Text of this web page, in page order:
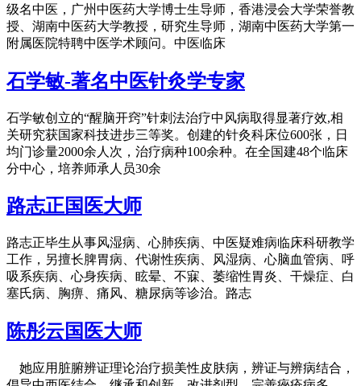
级名中医，广州中医药大学博士生导师，香港浸会大学荣誉教
授、湖南中医药大学教授，研究生导师，湖南中医药大学第一
附属医院特聘中医学术顾问。中医临床
石学敏-著名中医针灸学专家
石学敏创立的“醒脑开窍”针刺法治疗中风病取得显著疗效,相
关研究获国家科技进步三等奖。创建的针灸科床位600张，日
均门诊量2000余人次，治疗病种100余种。在全国建48个临床
分中心，培养师承人员30余
路志正国医大师
路志正毕生从事风湿病、心肺疾病、中医疑难病临床科研教学
工作，另擅长脾胃病、代谢性疾病、风湿病、心脑血管病、呼
吸系疾病、心身疾病、眩晕、不寐、萎缩性胃炎、干燥症、白
塞氏病、胸痹、痛风、糖尿病等诊治。路志
陈彤云国医大师
她应用脏腑辨证理论治疗损美性皮肤病，辨证与辨病结合，